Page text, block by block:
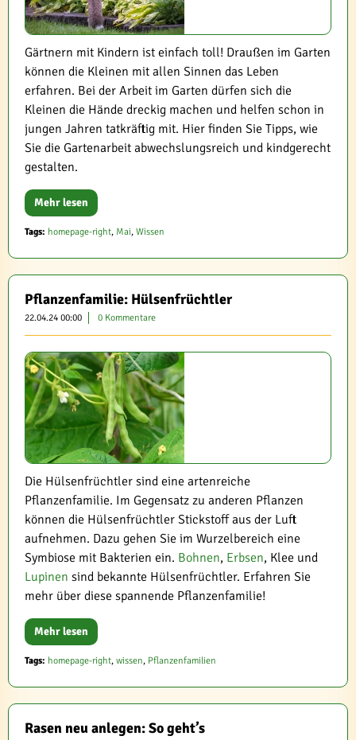
Gärtnern mit Kindern ist einfach toll! Draußen im Garten
können die Kleinen mit allen Sinnen das Leben
erfahren. Bei der Arbeit im Garten dürfen sich die
Kleinen die Hände dreckig machen und helfen schon in
jungen Jahren tatkräftig mit. Hier finden Sie Tipps, wie
Sie die Gartenarbeit abwechslungsreich und kindgerecht
gestalten.
Mehr lesen
Tags: homepage-right, Mai, Wissen
Pflanzenfamilie: Hülsenfrüchtler
22.04.24 00:00 0 Kommentare
Die Hülsenfrüchtler sind eine artenreiche
Pflanzenfamilie. Im Gegensatz zu anderen Pflanzen
können die Hülsenfrüchtler Stickstoff aus der Luft
aufnehmen. Dazu gehen Sie im Wurzelbereich eine
Symbiose mit Bakterien ein. Bohnen, Erbsen, Klee und
Lupinen sind bekannte Hülsenfrüchtler. Erfahren Sie
mehr über diese spannende Pflanzenfamilie!
Mehr lesen
Tags: homepage-right, wissen, Pflanzenfamilien
Rasen neu anlegen: So geht’s